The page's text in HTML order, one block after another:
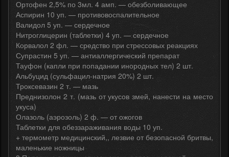
Ортофен 2,5% по 3мл. 4 амп. — обезболивающее
Аспирин 10 уп. — противовоспалительное
Валидол 5 уп. — сердечное
Нитроглицерин (таблетки) 4 уп. — сердечное
Корвалол 2 фл. — средство при стрессовых реакциях
Супрастин 5 уп. — антиаллергический препарат
Тауфон (капли при попадании инородных тел) 2 шт.
Альбуцид (сульфацил-натрия 20%) 2 шт.
Троксевазин 2 т. — мазь
Преднизолон 2 т. (мазь от укусов змей, нанести на место
укуса)
Олазоль (аэрозоль) 2 ф. — от ожогов
Таблетки для обеззараживания воды 10 уп.
+ термометр медицинский,, лезвие от безопасной бритвы,
маленькие ножницы